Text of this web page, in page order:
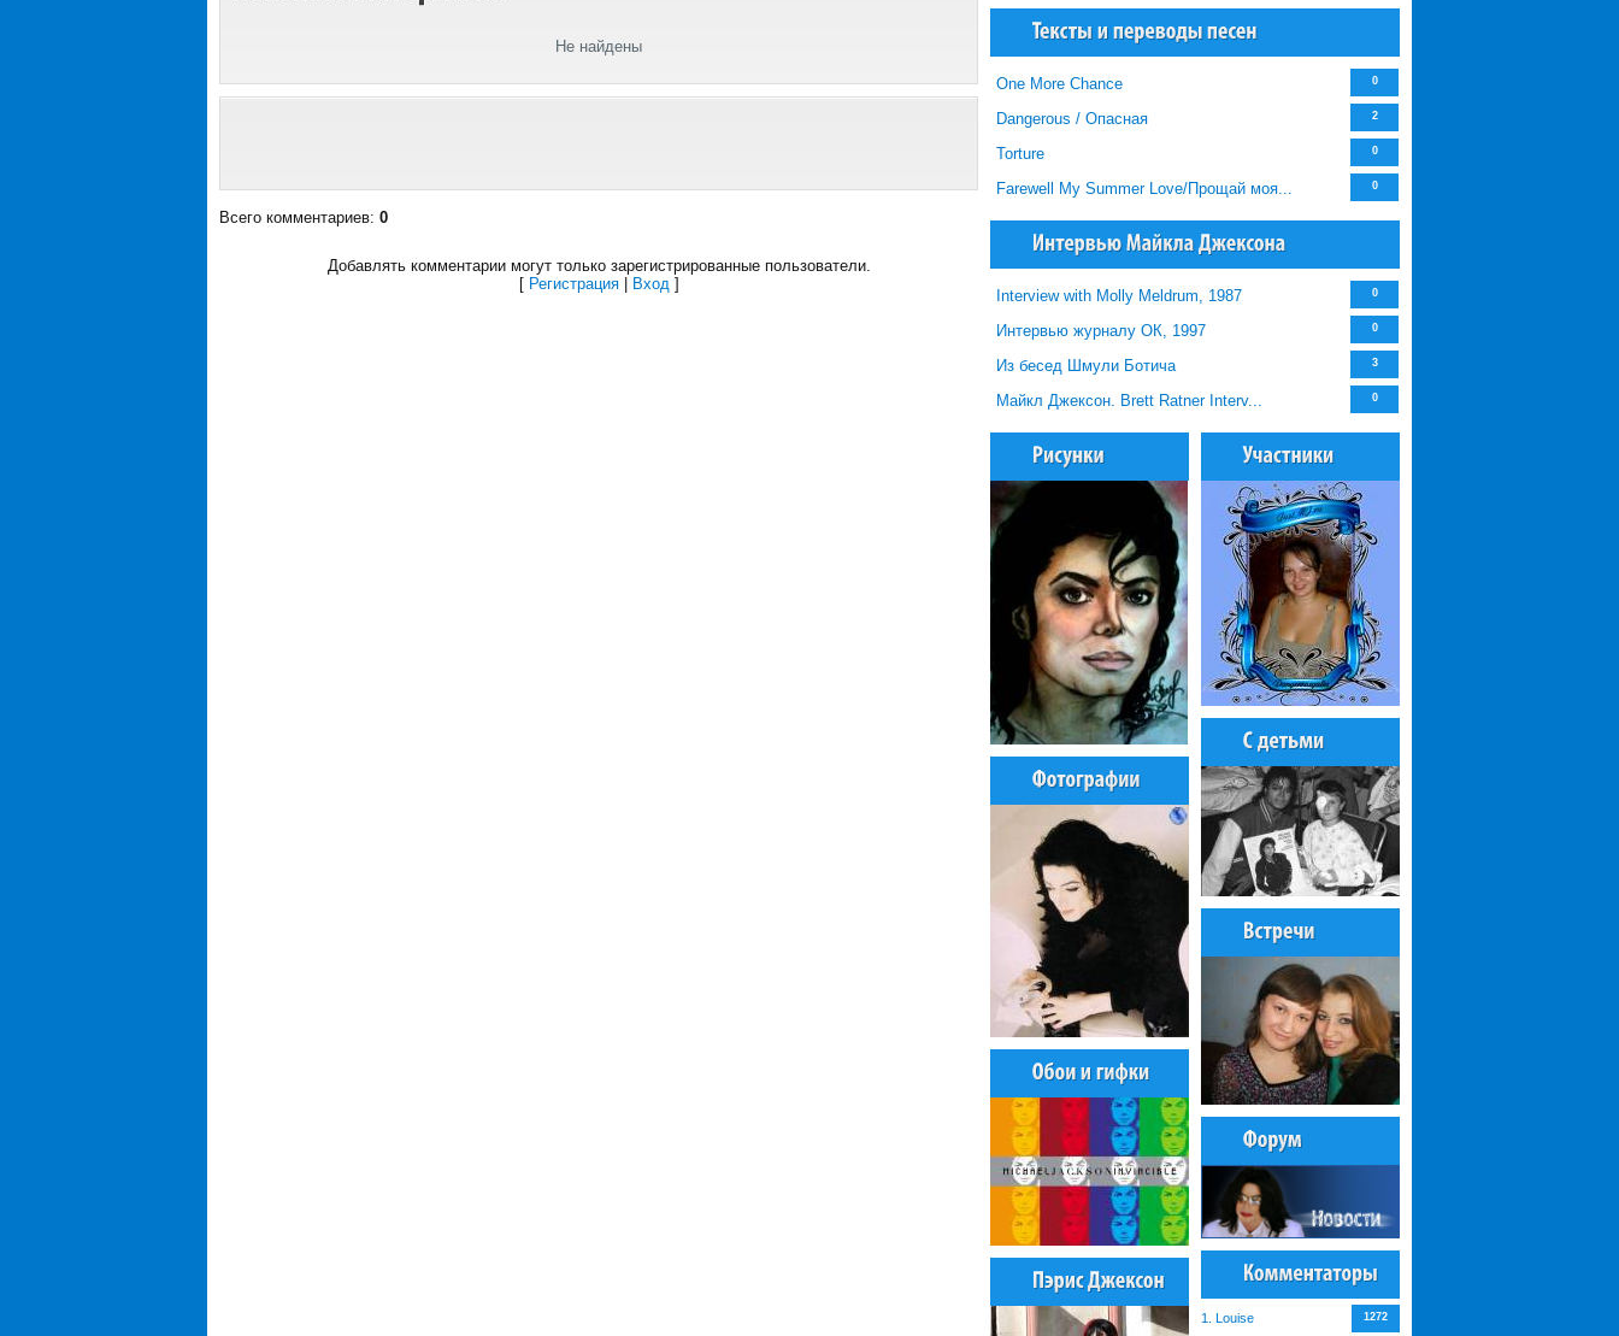
Не найдены
Всего комментариев: 0
Добавлять комментарии могут только зарегистрированные пользователи.
[ Регистрация| Вход]
One More Chance 0
Dangerous / Опасная 2
Torture 0
Farewell My Summer Love/Прощай моя... 0
Interview with Molly Meldrum, 1987 0
Интервью журналу ОК, 1997 0
Из бесед Шмули Ботича 3
Майкл Джексон. Brett Ratner Interv... 0
1. Louise 1272